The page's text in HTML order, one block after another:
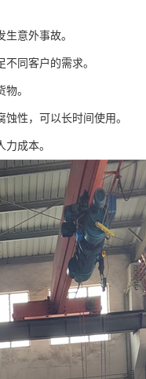
意外事故。
同客户的需求。
。
性，可以长时间使用。
成本。